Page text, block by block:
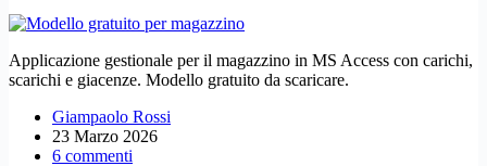
Applicazione gestionale per il magazzino in MS Access con carichi,
scarichi e giacenze. Modello gratuito da scaricare.
Giampaolo Rossi
23 Marzo 2026
6 commenti